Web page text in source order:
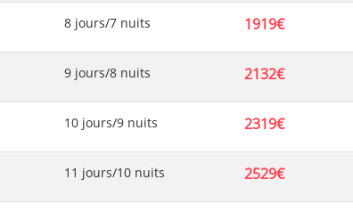
8 jours/7 nuits 1919€
9 jours/8 nuits 2132€
10 jours/9 nuits 2319€
11 jours/10 nuits 2529€